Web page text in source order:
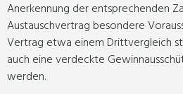
Anerkennung der entsprechenden
Austauschvertrag besondere
Vertrag etwa einem Drittvergleich
auch eine verdeckte
werden.